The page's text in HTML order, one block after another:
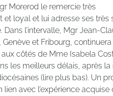
Morerod le remercie très
loyal et lui adresse ses très
l’intervalle, Mgr Jean-
et Fribourg, continuera
côtés de Mme Isabela
les meilleurs délais, après la
(lire plus bas). Un
avec l’expérience acquise